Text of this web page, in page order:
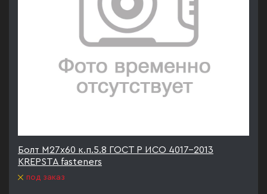
Болт М27х60 к.п.5.8 ГОСТ Р ИСО 4017-2013
KREPSTA fasteners
под заказ